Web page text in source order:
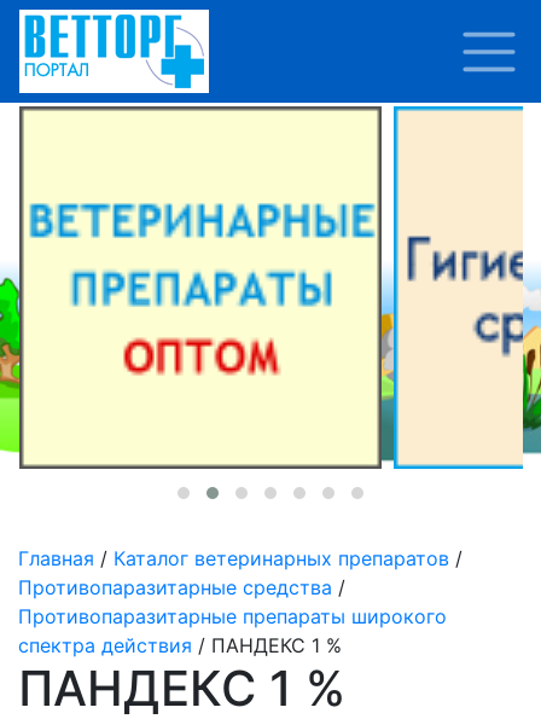
Главная / Каталог ветеринарных препаратов /
Противопаразитарные средства /
Противопаразитарные препараты широкого
спектра действия / ПАНДЕКС 1 %
ПАНДЕКС 1 %